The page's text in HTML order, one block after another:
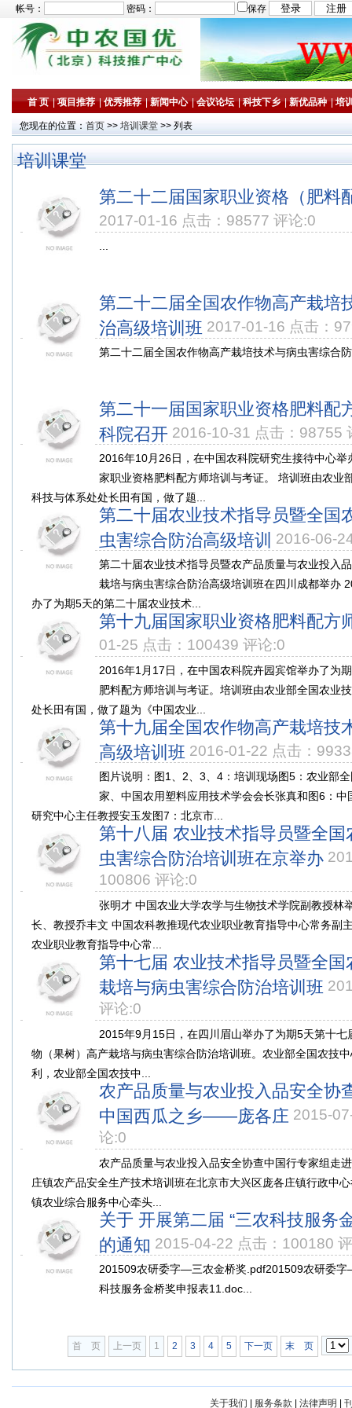
帐号： 密码： 保存
首 页 |项目推荐 |优秀推荐 |新闻中心 |会议论坛 |科技下乡 |新优品种 |培
您现在的位置： 首页 >> 培训课堂 >> 列表
培训课堂
第二十二届国家职业资格（肥料
2017-01-16 点击：98577 评论:0
第二十二届全国农作物高产栽培
治高级培训班 2017-01-16 点击：
第二十二届全国农作物高产栽培技术与病虫害综合
第二十一届国家职业资格肥料配
科院召开 2016-10-31 点击：98755
2016年10月26日，在中国农科院研究生接待中心
家职业资格肥料配方师培训与考证。 培训班由农业
科技与体系处处长田有国，做了题...
第二十届农业技术指导员暨全国
虫害综合防治高级培训 2016-06-
第二十届农业技术指导员暨农产品质量与农业投入
栽培与病虫害综合防治高级培训班在四川成都举办
办了为期5天的第二十届农业技术...
第十九届国家职业资格肥料配方
01-25 点击：100439 评论:0
2016年1月17日，在中国农科院卉园宾馆举办了为
肥料配方师培训与考证。培训班由农业部全国农业
处长田有国，做了题为《中国农业...
第十九届全国农作物高产栽培技
高级培训班 2016-01-22 点击：
图片说明：图1、2、3、4：培训现场图5：农业部
家、中国农用塑料应用技术学会会长张真和图6：
研究中心主任教授安玉发图7：北京市...
第十八届 农业技术指导员暨全
虫害综合防治培训班在京举办
100806 评论:0
张明才 中国农业大学农学与生物技术学院副教授林
长、教授乔丰文 中国农科教推现代农业职业教育指导中心常务副
农业职业教育指导中心常...
第十七届 农业技术指导员暨全
栽培与病虫害综合防治培训班
评论:0
2015年9月15日，在四川眉山举办了为期5天第十
物（果树）高产栽培与病虫害综合防治培训班。农业部全国农技
利，农业部全国农技中...
农产品质量与农业投入品安全协
中国西瓜之乡——庞各庄 2015-
论:0
农产品质量与农业投入品安全协查中国行专家组
庄镇农产品安全生产技术培训班在北京市大兴区庞各庄镇行政中
镇农业综合服务中心牵头...
关于 开展第二届 “三农科技服务
的通知 2015-04-22 点击：100180
201509农研委字—三农金桥奖.pdf201509农研委
科技服务金桥奖申报表11.doc...
首 页 上一页 1 2 3 4 5 下一页 末 页
关于我们 服务条款 法律声明